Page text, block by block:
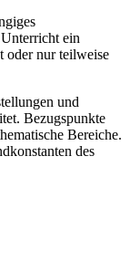
ein
oder nur teilweise
und
Bezugspunkte
Bereiche.
des